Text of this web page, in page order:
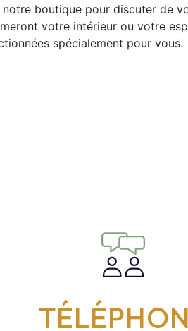
boutique pour discuter de
votre intérieur ou votre
spécialement pour vous.